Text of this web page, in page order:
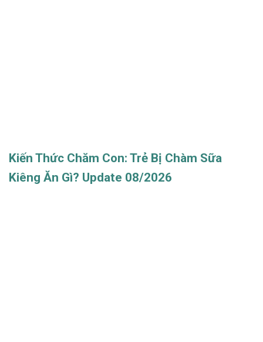
Kiến Thức Chăm Con: Trẻ Bị Chàm Sữa
Kiêng Ăn Gì? Update 08/2026